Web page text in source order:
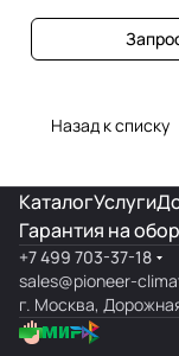
Назад к списку
КаталогУслуги
Гарантия на
+7 499 703-37-18
sales@pioneer-
г. Москва,